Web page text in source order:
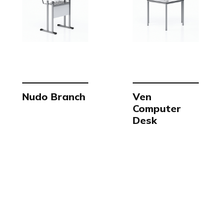
Nudo Branch
Ven
Computer
Desk